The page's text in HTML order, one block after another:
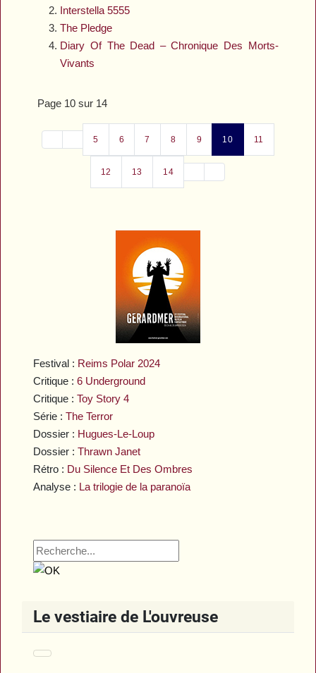
Festival : Reims Polar 2024
Critique :6 Underground
Critique :Toy Story 4
Série :The Terror
Dossier : Hugues-Le-Loup
Dossier :Thrawn Janet
Rétro : Du Silence Et Des Ombres
Analyse : La trilogie de la paranoïa
Le vestiaire de L'ouvreuse
Interstella 5555
The Pledge
Diary Of The Dead – Chronique Des Morts-
Vivants
Page 10 sur 14
5 6 7 8 9 10 11
12 13 14